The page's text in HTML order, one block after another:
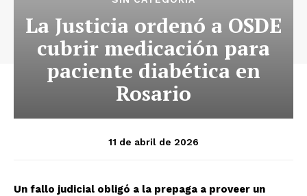
La Justicia ordenó a OSDE
cubrir medicación para
paciente diabética en
Rosario
11 de abril de 2026
Un fallo judicial obligó a la prepaga a proveer un